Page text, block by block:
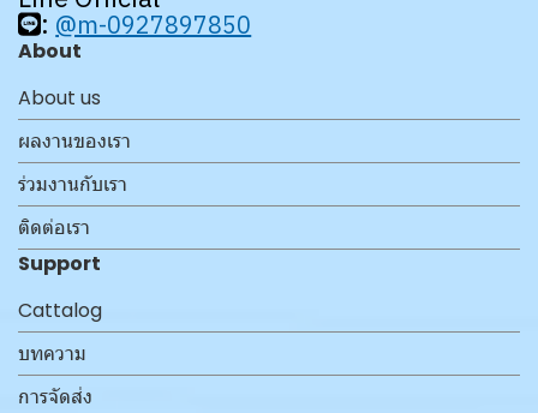
: @m-0927897850
About
About us
ผลงานของเรา
ร่วมงานกับเรา
ติดต่อเรา
Support
Cattalog
บทความ
การจัดส่ง